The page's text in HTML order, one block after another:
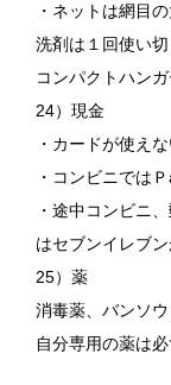
・ネットは網目
洗剤は１回使い
コンパクトハン
24）現金
・カードが使え
・コンビニでは
・途中コンビニ
はセブンイレブン
25）薬
消毒薬、バンソ
自分専用の薬は